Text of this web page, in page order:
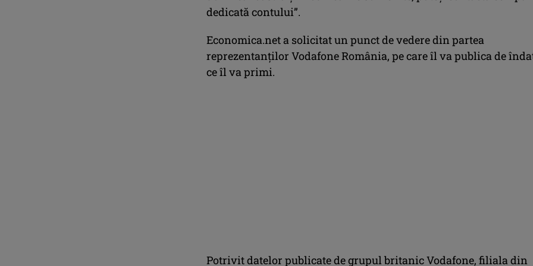
dedicată contului”.
Economica.net a solicitat un punct de vedere din partea
reprezentanților Vodafone România, pe care îl va publica de
ce îl va primi.
Potrivit datelor publicate de grupul britanic Vodafone, filiala din